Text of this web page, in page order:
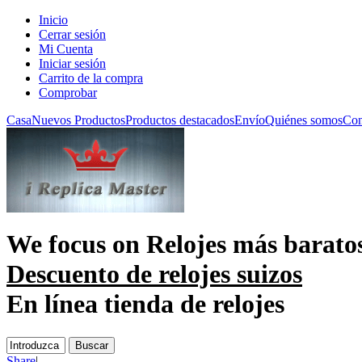
Inicio
Cerrar sesión
Mi Cuenta
Iniciar sesión
Carrito de la compra
Comprobar
CasaNuevos ProductosProductos destacadosEnvíoQuiénes somos
We focus on Relojes más
Descuento de relojes suizos
En línea tienda de relojes